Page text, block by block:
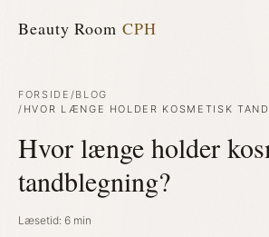
Beauty Room CPH
FORSIDE /BLOG
/ HVOR LÆNGE HOLDER KOSMETISK
Hvor længe holder
tandblegning?
Læsetid: 6 min